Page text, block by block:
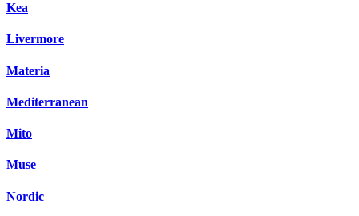
Kea
Livermore
Materia
Mediterranean
Mito
Muse
Nordic